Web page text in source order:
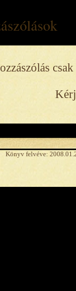
Könyv felvéve: